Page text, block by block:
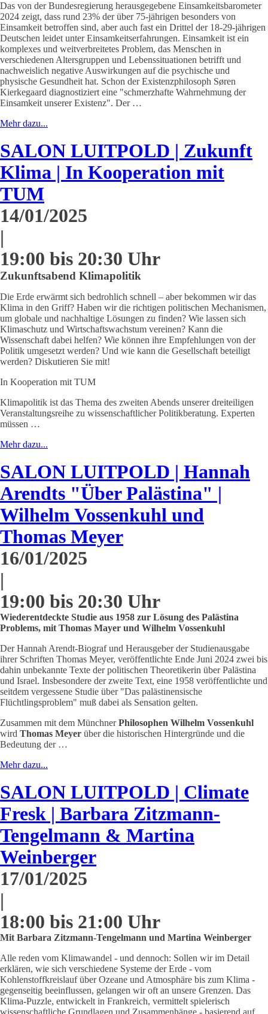
Das von der Bundesregierung herausgegebene Einsamkeitsbarometer
2024 zeigt, dass rund 23% der über 75-jährigen besonders von
Einsamkeit betroffen sind, aber auch fast ein Drittel der 18-29-jährigen
Deutschen leidet unter Einsamkeitserfahrungen. Einsamkeit ist ein
komplexes und weitverbreitetes Problem, das Menschen in
verschiedenen Altersgruppen und Lebenssituationen betrifft und
nachweislich negative Auswirkungen auf die psychische und
physische Gesundheit hat. Schon der Existenzphilosoph Søren
Kierkegaard diagnostiziert eine "schmerzhafte Wahrnehmung der
Einsamkeit unserer Existenz". Der …
Mehr dazu...
SALON LUITPOLD | Zukunft
Klima | In Kooperation mit
TUM
14/01/2025
|
19:00 bis 20:30 Uhr
Zukunftsabend Klimapolitik
Die Erde erwärmt sich bedrohlich schnell – aber bekommen wir das
Klima in den Griff? Haben wir die richtigen politischen Mechanismen,
um globale und nachhaltige Lösungen zu finden? Wie lassen sich
Klimaschutz und Wirtschaftswachstum vereinen? Kann die
Wissenschaft dabei helfen? Wie können ihre Empfehlungen von der
Politik umgesetzt werden? Und wie kann die Gesellschaft beteiligt
werden? Diskutieren Sie mit!
In Kooperation mit TUM
Klimapolitik ist das Thema des zweiten Abends unserer dreiteiligen
Veranstaltungsreihe zu wissenschaftlicher Politikberatung. Experten
müssen …
Mehr dazu...
SALON LUITPOLD | Hannah
Arendts "Über Palästina" |
Wilhelm Vossenkuhl und
Thomas Meyer
16/01/2025
|
19:00 bis 20:30 Uhr
Wiederentdeckte Studie aus 1958 zur Lösung des Palästina
Problems, mit Thomas Mayer und Wilhelm Vossenkuhl
Der Hannah Arendt-Biograf und Herausgeber der Studienausgabe
ihrer Schriften Thomas Meyer, veröffentlichte Ende Juni 2024 zwei bis
dahin unbekannte Texte der politischen Theoretikerin über Palästina
und Israel. Insbesondere der zweite Text, eine 1958 veröffentlichte und
seitdem vergessene Studie über "Das palästinensische
Flüchtlingsproblem" muß dabei als Sensation gelten.
Zusammen mit dem MünchnerPhilosophen Wilhelm Vossenkuhl
wird Thomas Meyer über die historischen Hintergründe und die
Bedeutung der …
Mehr dazu...
SALON LUITPOLD | Climate
Fresk | Barbara Zitzmann-
Tengelmann & Martina
Weinberger
17/01/2025
|
18:00 bis 21:00 Uhr
Mit Barbara Zitzmann-Tengelmann und Martina Weinberger
Alle reden vom Klimawandel - und dennoch: Sollen wir im Detail
erklären, wie sich verschiedene Systeme der Erde - vom
Kohlenstoffkreislauf über Ozeane und Atmosphäre bis zum Klima -
gegenseitig beeinflussen, gelangen wir oft an unsere Grenzen. Das
Klima-Puzzle, entwickelt in Frankreich, vermittelt spielerisch